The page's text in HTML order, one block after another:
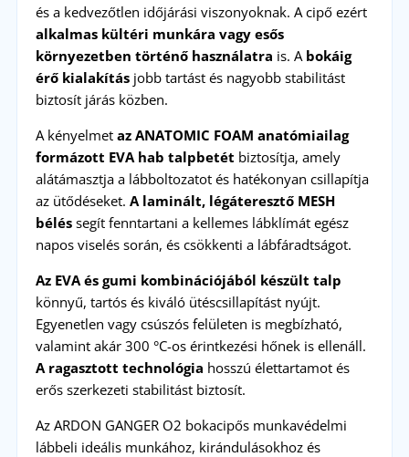
és a kedvezőtlen időjárási viszonyoknak. A cipő ezért
alkalmas kültéri munkára vagy esős
környezetben történő használatra is. A bokáig
érő kialakításjobb tartást és nagyobb stabilitást
biztosít járás közben.
A kényelmet az ANATOMIC FOAM anatómiailag
formázott EVA hab talpbetét biztosítja, amely
alátámasztja a lábboltozatot és hatékonyan csillapítja
az ütődéseket. A laminált, légáteresztő MESH
béléssegít fenntartani a kellemes lábklímát egész
napos viselés során, és csökkenti a lábfáradtságot.
Az EVA és gumi kombinációjából készült talp
könnyű, tartós és kiváló ütéscsillapítást nyújt.
Egyenetlen vagy csúszós felületen is megbízható,
valamint akár 300 °C-os érintkezési hőnek is ellenáll.
A ragasztott technológia hosszú élettartamot és
erős szerkezeti stabilitást biztosít.
Az ARDON GANGER O2 bokacipős munkavédelmi
lábbeli ideális munkához, kirándulásokhoz és